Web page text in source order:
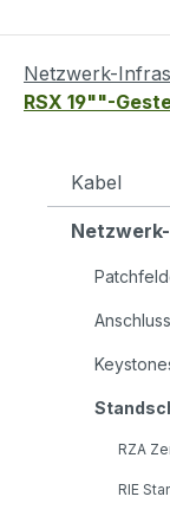
Netzwerk-
RSX 19""-
Kabel
RZA
RIE